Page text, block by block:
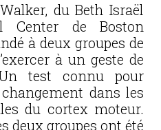
du Beth Israël
Center de Boston
à deux groupes de
à un geste de
test connu pour
dans les
du cortex moteur.
deux groupes ont été